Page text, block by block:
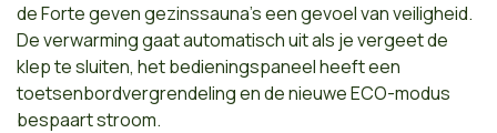
de Forte geven gezinssauna's een gevoel van veiligheid.
De verwarming gaat automatisch uit als je vergeet de
klep te sluiten, het bedieningspaneel heeft een
toetsenbordvergrendeling en de nieuwe ECO-modus
bespaart stroom.